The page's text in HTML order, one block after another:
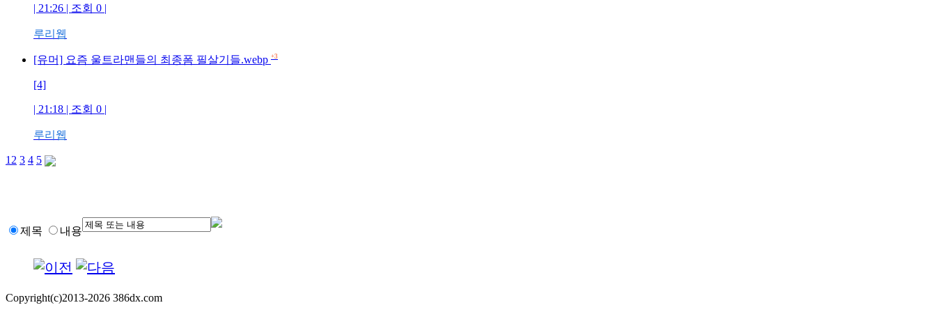
| 21:26 | 조회 0 |
루리웹
[유머] 요즘 울트라맨들의 최종폼 필살기들.webp +3
[4]
| 21:18 | 조회 0 |
루리웹
1 2 3 4 5
제목 내용
Copyright(c)2013-2026 386dx.com